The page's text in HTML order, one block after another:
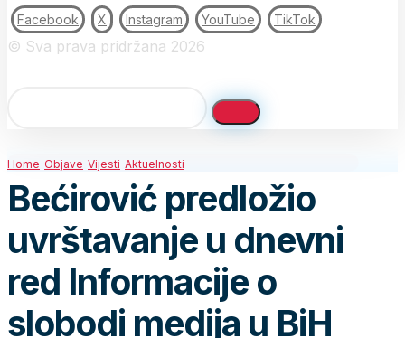
Facebook X Instagram YouTube TikTok
© Sva prava pridržana 2026
Home Objave Vijesti Aktuelnosti
Bećirović predložio
uvrštavanje u dnevni
red Informacije o
slobodi medija u BiH